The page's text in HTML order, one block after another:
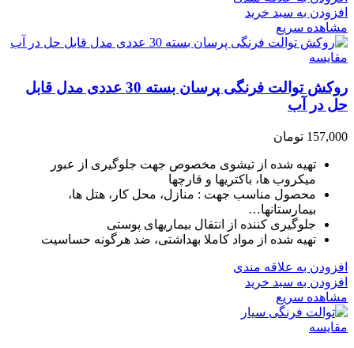
افزودن به سبد خرید
مشاهده سریع
مقایسه
روکش توالت فرنگی پرسان بسته 30 عددی مدل قابل
حل در آب
157,000 تومان
تهیه شده از تیشوی مخصوص جهت جلوگیری از عبور
میکروب ها، باکتریها و قارچها
محصول مناسب جهت : منازل، محل کار، هتل ها،
بیمارستانها…
جلوگیری کننده از انتقال بیماریهای پوستی
تهیه شده از مواد کاملا بهداشتی، ضد هرگونه حساسیت
افزودن به علاقه مندی
افزودن به سبد خرید
مشاهده سریع
مقایسه